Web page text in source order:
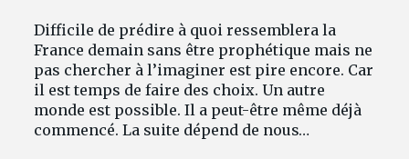
Difficile de prédire à quoi ressemblera la
France demain sans être prophétique mais ne
pas chercher à l’imaginer est pire encore. Car
il est temps de faire des choix. Un autre
monde est possible. Il a peut-être même déjà
commencé. La suite dépend de nous…